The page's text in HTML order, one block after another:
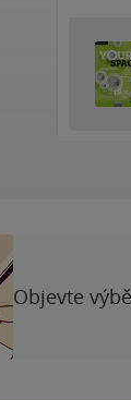
Objevte